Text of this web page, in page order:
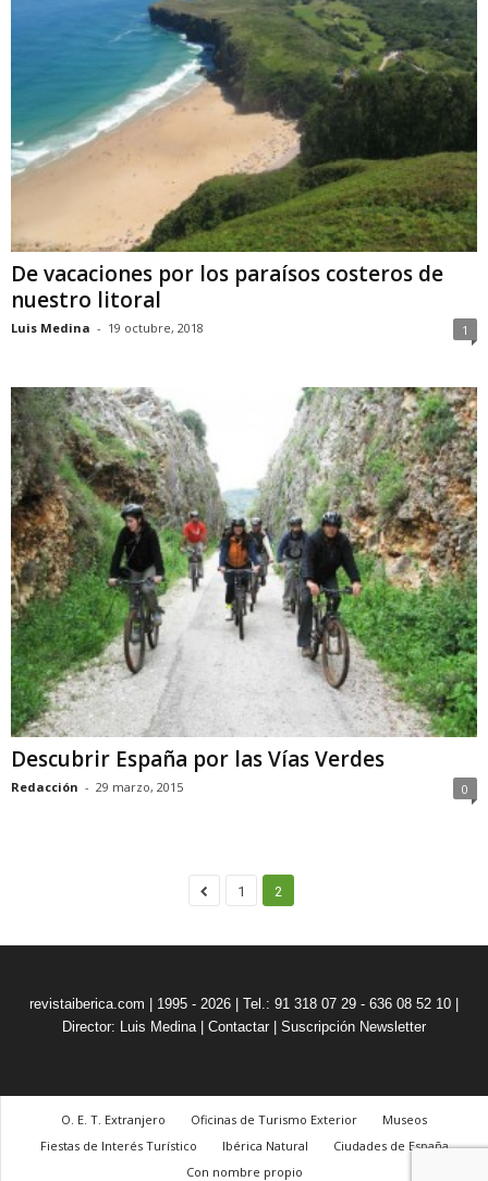
De vacaciones por los paraísos costeros de
nuestro litoral
Luis Medina - 19 octubre, 2018 1
Descubrir España por las Vías Verdes
Redacción - 29 marzo, 2015 0
1 2
revistaiberica.com | 1995 - 2026 | Tel.: 91 318 07 29 - 636 08 52 10 |
Director: Luis Medina
Contactar Suscripción Newsletter
O. E. T. Extranjero Oficinas de Turismo Exterior
Museos
Fiestas de Interés Turístico
Ibérica Natural
Ciudades de España
Con nombre propio